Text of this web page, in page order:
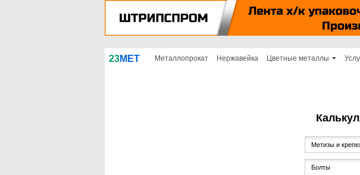
23МЕТ Металлопрокат Нержавейка Цветные металлы